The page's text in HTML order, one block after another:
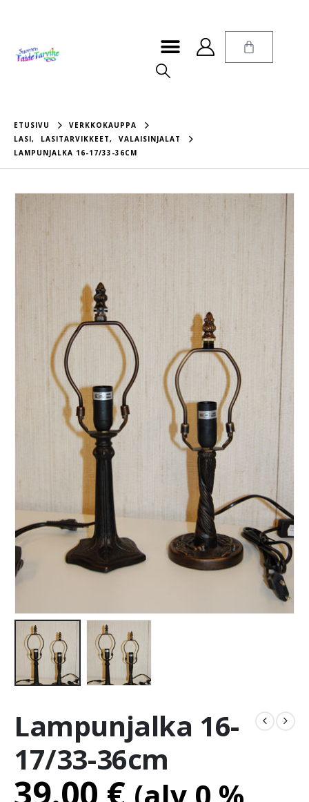
ETUSIVU
VERKKOKAUPPA
LASI, LASITARVIKKEET,
VALAISINJALAT
LAMPUNJALKA 16-17/33-36CM
Lampunjalka 16-
17/33-36cm